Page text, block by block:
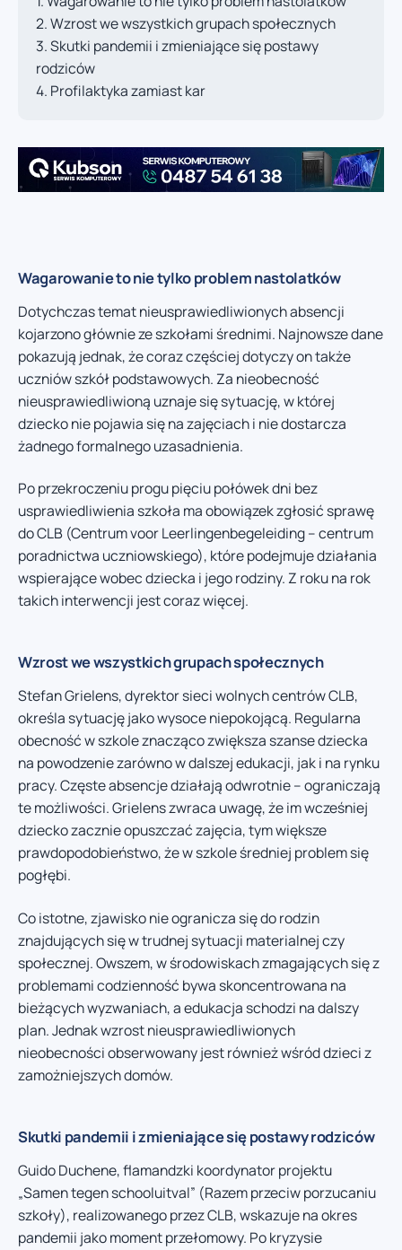
Wzrost we wszystkich grupach społecznych
Skutki pandemii i zmieniające się postawy
rodziców
Profilaktyka zamiast kar
Wagarowanie to nie tylko problem nastolatków
Dotychczas temat nieusprawiedliwionych absencji
kojarzono głównie ze szkołami średnimi. Najnowsze dane
pokazują jednak, że coraz częściej dotyczy on także
uczniów szkół podstawowych. Za nieobecność
nieusprawiedliwioną uznaje się sytuację, w której
dziecko nie pojawia się na zajęciach i nie dostarcza
żadnego formalnego uzasadnienia.
Po przekroczeniu progu pięciu połówek dni bez
usprawiedliwienia szkoła ma obowiązek zgłosić sprawę
do CLB (Centrum voor Leerlingenbegeleiding – centrum
poradnictwa uczniowskiego), które podejmuje działania
wspierające wobec dziecka i jego rodziny. Z roku na rok
takich interwencji jest coraz więcej.
Wzrost we wszystkich grupach społecznych
Stefan Grielens, dyrektor sieci wolnych centrów CLB,
określa sytuację jako wysoce niepokojącą. Regularna
obecność w szkole znacząco zwiększa szanse dziecka
na powodzenie zarówno w dalszej edukacji, jak i na rynku
pracy. Częste absencje działają odwrotnie – ograniczają
te możliwości. Grielens zwraca uwagę, że im wcześniej
dziecko zacznie opuszczać zajęcia, tym większe
prawdopodobieństwo, że w szkole średniej problem się
pogłębi.
Co istotne, zjawisko nie ogranicza się do rodzin
znajdujących się w trudnej sytuacji materialnej czy
społecznej. Owszem, w środowiskach zmagających się z
problemami codzienność bywa skoncentrowana na
bieżących wyzwaniach, a edukacja schodzi na dalszy
plan. Jednak wzrost nieusprawiedliwionych
nieobecności obserwowany jest również wśród dzieci z
zamożniejszych domów.
Skutki pandemii i zmieniające się postawy rodziców
Guido Duchene, flamandzki koordynator projektu
„Samen tegen schooluitval” (Razem przeciw porzucaniu
szkoły), realizowanego przez CLB, wskazuje na okres
pandemii jako moment przełomowy. Po kryzysie